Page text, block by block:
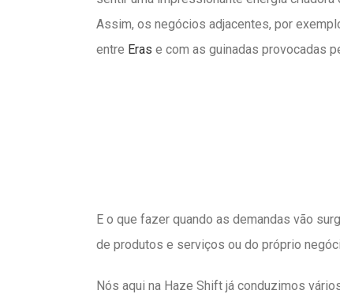
Assim, os negócios adjacentes, por
entre Eras e com as guinadas provocadas
E o que fazer quando as demandas vão
de produtos e serviços ou do próprio
Nós aqui na Haze Shift já conduzimos